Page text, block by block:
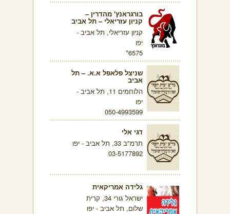
בורגראנץ' מהדרין –
קניון עזריאלי – תל אביב
קניון עזריאלי, תל אביב -
יפו
6575*
שניצל פלאפל א.א. – תל
אביב
הלוחמים 11, תל אביב -
יפו
050-4993599
דגי אלי
תרמ"ב 33, תל אביב - יפו
03-5177892
גלידה אמריקאית
ישראל גורי 34, קרית
שלום, תל אביב - יפו